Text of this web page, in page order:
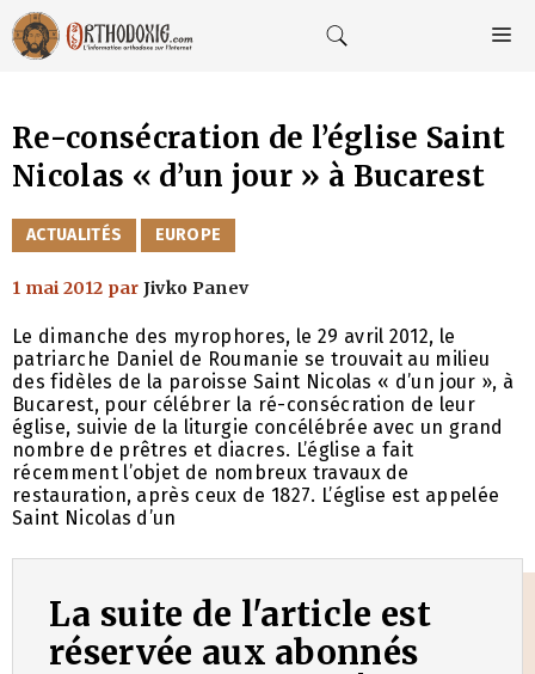
Aller
au
contenu
Re-consécration de l’église Saint
Nicolas « d’un jour » à Bucarest
CATÉGORIES
ACTUALITÉS EUROPE
1 mai 2012 par Jivko Panev
Le dimanche des myrophores, le 29 avril 2012, le
patriarche Daniel de Roumanie se trouvait au milieu
des fidèles de la paroisse Saint Nicolas « d’un jour », à
Bucarest, pour célébrer la ré-consécration de leur
église, suivie de la liturgie concélébrée avec un grand
nombre de prêtres et diacres. L’église a fait
récemment l’objet de nombreux travaux de
restauration, après ceux de 1827. L’église est appelée
Saint Nicolas d’un
La suite de l'article est
réservée aux abonnés